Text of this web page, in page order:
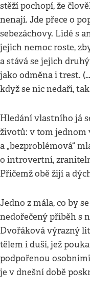
stěží pochopí, že
nenají. Jde přece o
sebezáchovy. Lidé s
jejich nemoc roste,
a stává se jejich
jako odměna i trest.
když se nic nedaří,
Hledání vlastního já
životů: v tom jednom
a „bezproblémová“
o introvertní,
Přičemž obě žijí a
Jedno z mála, co by
nedořečený příběh s
Dvořáková výrazný
tělem i duší, jež
podpořenou
je v dnešní době